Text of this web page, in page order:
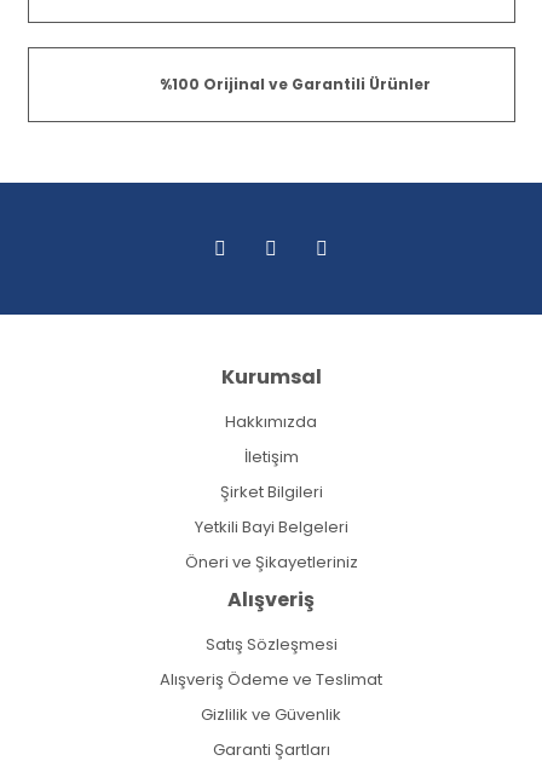
%100 Orijinal ve Garantili Ürünler
Kurumsal
Hakkımızda
İletişim
Şirket Bilgileri
Yetkili Bayi Belgeleri
Öneri ve Şikayetleriniz
Alışveriş
Satış Sözleşmesi
Alışveriş Ödeme ve Teslimat
Gizlilik ve Güvenlik
Garanti Şartları